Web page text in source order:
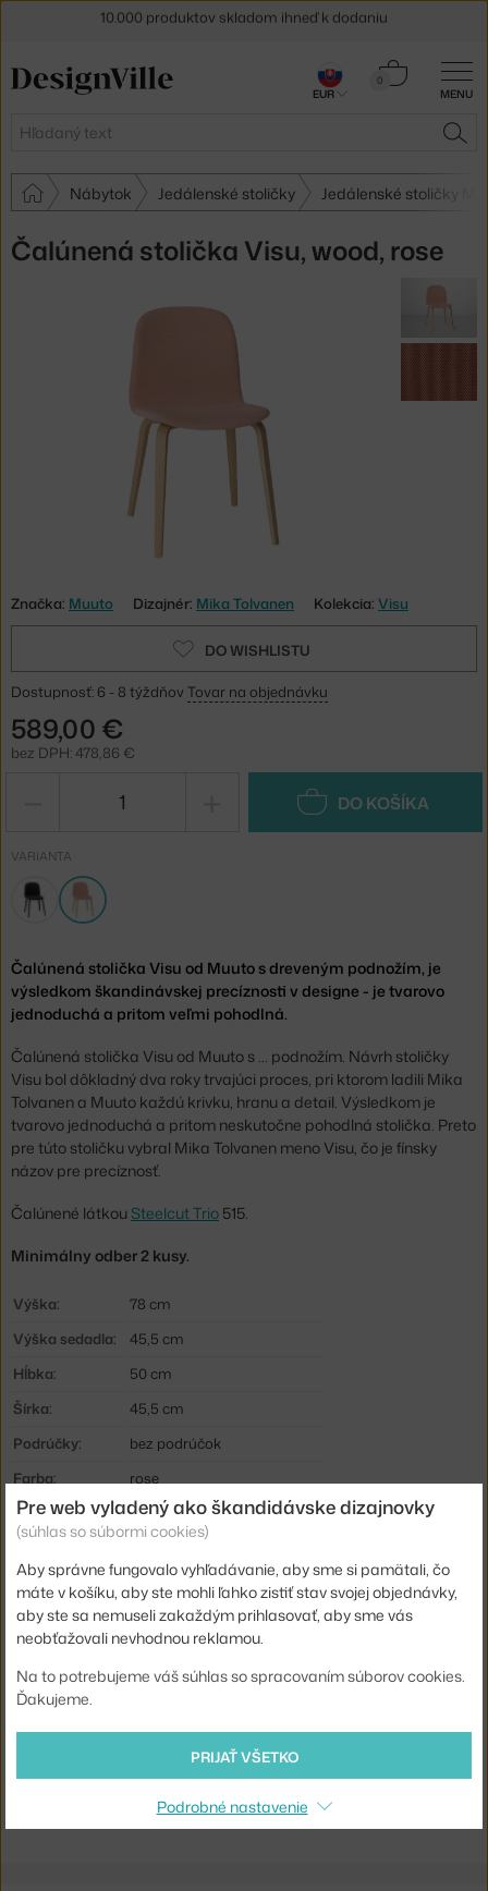
MENU
Hľadať
0
Košík
Nábytok Jedálenské stoličky Jedálenské stoličky
Čalúnená stolička Visu, wood, rose
Značka: Muuto Dizajnér: Mika Tolvanen Kolekcia: Visu
DO WISHLISTU
Dostupnosť: 6 - 8 týždňov Tovar na objednávku
589,00 €
bez DPH: 478,86 €
DO KOŠÍKA
VARIANTA
Čalúnená stolička Visu od Muuto s dreveným podnožím, je
výsledkom škandinávskej precíznosti v designe - je tvarovo
jednoduchá a pritom veľmi pohodlná.
Čalúnená stolička Visu od Muuto s … podnožím. Návrh stoličky
Visu bol dôkladný dva roky trvajúci proces, pri ktorom ladili Mika
Tolvanen a Muuto každú krivku, hranu a detail. Výsledkom je
tvarovo jednoduchá a pritom neskutočne pohodlná stolička. Preto
pre túto stoličku vybral Mika Tolvanen meno Visu, čo je fínsky
názov pre precíznosť.
Čalúnené látkou Steelcut Trio 515.
Minimálny odber 2 kusy.
Výška:
78 cm
Výška sedadla:
45,5 cm
Hĺbka:
50 cm
Šírka:
45,5 cm
Podrúčky:
bez podrúčok
Farba:
rose
Materiál:
dubové drevo, textilný poťah
Sedák:
čalúnený
Podnož:
drevo
Kód produktu
MUU-VICHRWOUSB28021
Jste z Česka? Přejděte naČalouněná židle Visu, rose
Shopping from the EU? Switch to
Visu Wood Base, Steelcut Trio
30 dní na vrátenie tovaru
EUR
Pre web vyladený ako škandidávske dizajnovky
(súhlas so súbormi cookies)
Aby správne fungovalo vyhľadávanie, aby sme si pamätali, čo
máte v košíku, aby ste mohli ľahko zistiť stav svojej objednávky,
aby ste sa nemuseli zakaždým prihlasovať, aby sme vás
neobťažovali nevhodnou reklamou.
Na to potrebujeme váš súhlas so spracovaním súborov cookies.
Ďakujeme.
PRIJAŤ VŠETKO
Podrobné nastavenie